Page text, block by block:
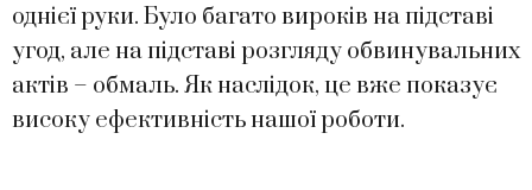
однієї руки. Було багато вироків на підставі
угод, але на підставі розгляду обвинувальних
актів – обмаль. Як наслідок, це вже показує
високу ефективність нашої роботи.